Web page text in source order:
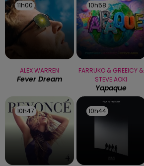
11h00
11h00
ALEX WARREN
Fever Dream
10h58
10h58
FARRUKO & GREEICY &
STEVE AOKI
Yapaque
10h47
10h47 10h44
10h44